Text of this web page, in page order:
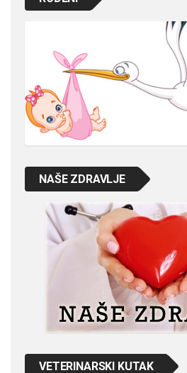
NAŠE ZDRAVLJE
VETERINARSKI KUTAK